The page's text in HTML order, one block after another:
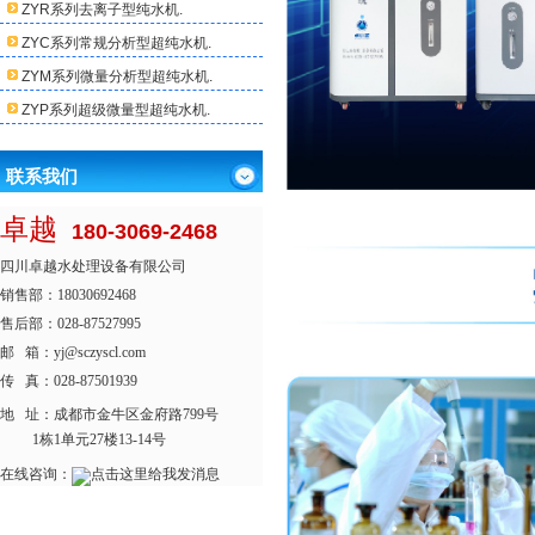
ZYR系列去离子型纯水机.
ZYC系列常规分析型超纯水机.
ZYM系列微量分析型超纯水机.
ZYP系列超级微量型超纯水机.
联系我们
卓越 180-3069-2468
四川卓越水处理设备有限公司
销售部：18030692468
售后部：028-87527995
邮 箱：yj@sczyscl.com
传 真：028-87501939
地 址： 成都市金牛区金府路799号
1栋1单元27楼13-14号
在线咨询：